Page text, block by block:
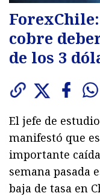
cobre
de los 3
El jefe de
manifestó que
importante
semana pasada
baja de tasa en